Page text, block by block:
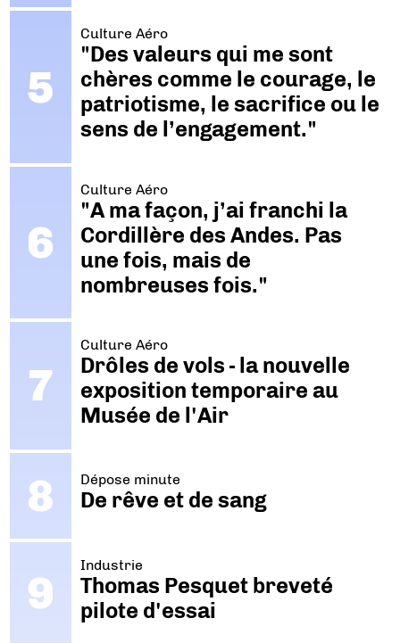
Culture Aéro
"Des valeurs qui me sont
chères comme le courage, le
patriotisme, le sacrifice ou le
sens de l’engagement."
Culture Aéro
"A ma façon, j’ai franchi la
Cordillère des Andes. Pas
une fois, mais de
nombreuses fois."
Culture Aéro
Drôles de vols - la nouvelle
exposition temporaire au
Musée de l'Air
Dépose minute
De rêve et de sang
Industrie
Thomas Pesquet breveté
pilote d'essai